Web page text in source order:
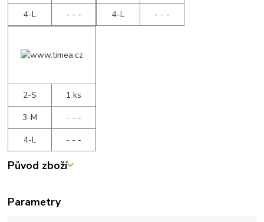
4-L
- - -
4-L
- - -
2-S
1 ks
3-M
- - -
4-L
- - -
Původ zboží
Parametry